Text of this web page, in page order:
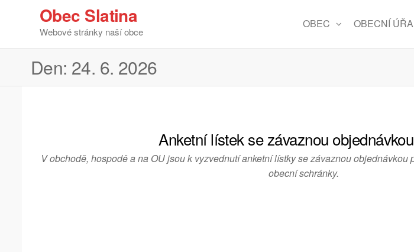
Obec Slatina
Webové stránky naší obce
OBEC OBECNÍ
Den: 24. 6. 2026
Anketní lístek se závaznou
V obchodě, hospodě a na OU jsou k vyzvednutí anketní lístky se závaznou objednávkou
obecní schránky.